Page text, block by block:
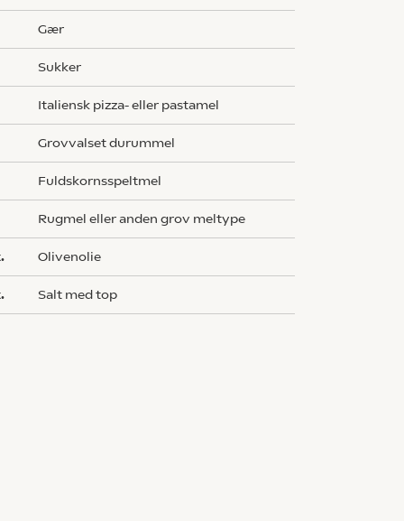
gær
sukker
italiensk pizza- eller pastamel
grovvalset durummel
fuldskornsspeltmel
rugmel eller anden grov meltype
olivenolie
salt med top